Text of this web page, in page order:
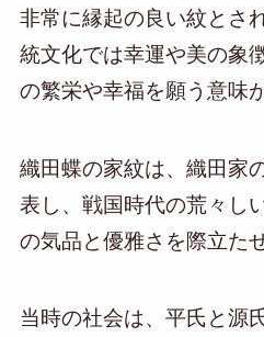
非常に縁起の良い紋とさ
統文化では幸運や美の象
の繁栄や幸福を願う意味
織田蝶の家紋は、織田家
表し、戦国時代の荒々し
の気品と優雅さを際立た
当時の社会は、平氏と源